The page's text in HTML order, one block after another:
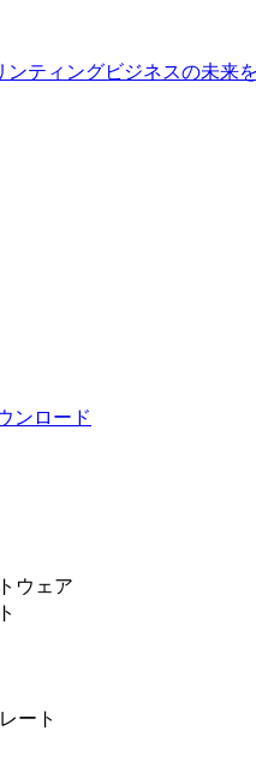
ンロード
ウェア
ート